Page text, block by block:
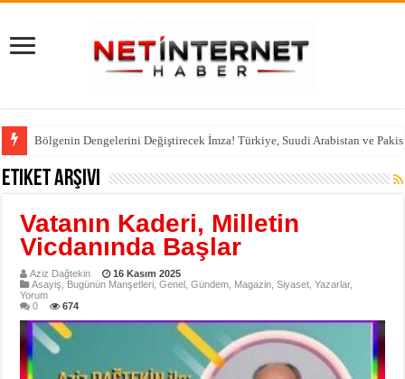
Bölgenin Dengelerini Değiştirecek İmza! Türkiye, Suudi Arabistan ve
Etiket Arşivi
Vatanın Kaderi, Milletin
Vicdanında Başlar
Aziz Dağtekin
16 Kasım 2025
Asayiş
Bugünün Manşetleri ,Genel ,Gündem Magazin ,Siyaset ,Yazarlar,
Yorum
0
674